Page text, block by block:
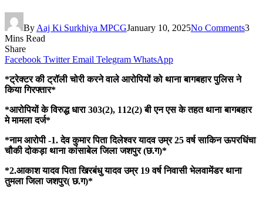
By Aaj Ki Surkhiya MPCGJanuary 10, 2025No Comments3
Mins Read
Share
Facebook Twitter Email Telegram WhatsApp
*ट्रेक्टर की ट्रॉली चोरी करने वाले आरोपियों को थाना बागबहार पुलिस ने
किया गिरफ्तार*
*आरोपियों के विरुद्ध धारा 303(2), 112(2) बी एन एस के तहत थाना बागबहार
मे मामला दर्ज*
*नाम आरोपी -1. देव कुमार पिता दिलेश्वर यादव उम्र 25 वर्ष साकिन ऊपरधिंचा
चौकी दोकड़ा थाना कांसाबेल जिला जशपुर (छ.ग)*
*2.आकाश यादव पिता खिरबंधु यादव उम्र 19 वर्ष निवासी भेलवामेंडर थाना
तुमला जिला जशपुर( छ.ग)*